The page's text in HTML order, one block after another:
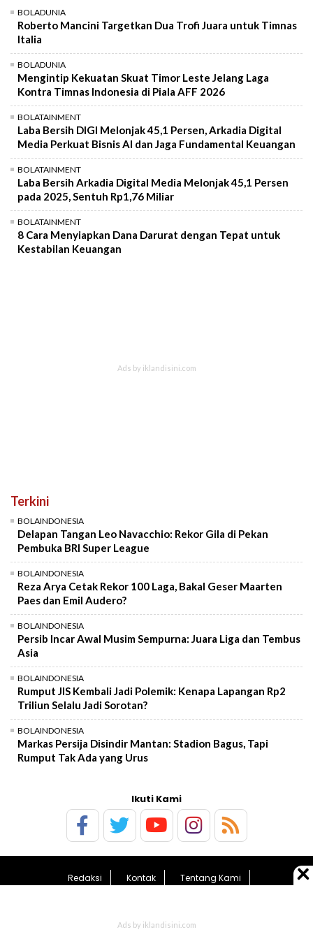
BOLADUNIA
Roberto Mancini Targetkan Dua Trofi Juara untuk Timnas
Italia
BOLADUNIA
Mengintip Kekuatan Skuat Timor Leste Jelang Laga
Kontra Timnas Indonesia di Piala AFF 2026
BOLATAINMENT
Laba Bersih DIGI Melonjak 45,1 Persen, Arkadia Digital
Media Perkuat Bisnis AI dan Jaga Fundamental Keuangan
BOLATAINMENT
Laba Bersih Arkadia Digital Media Melonjak 45,1 Persen
pada 2025, Sentuh Rp1,76 Miliar
BOLATAINMENT
8 Cara Menyiapkan Dana Darurat dengan Tepat untuk
Kestabilan Keuangan
Terkini
BOLAINDONESIA
Delapan Tangan Leo Navacchio: Rekor Gila di Pekan
Pembuka BRI Super League
BOLAINDONESIA
Reza Arya Cetak Rekor 100 Laga, Bakal Geser Maarten
Paes dan Emil Audero?
BOLAINDONESIA
Persib Incar Awal Musim Sempurna: Juara Liga dan Tembus
Asia
BOLAINDONESIA
Rumput JIS Kembali Jadi Polemik: Kenapa Lapangan Rp2
Triliun Selalu Jadi Sorotan?
BOLAINDONESIA
Markas Persija Disindir Mantan: Stadion Bagus, Tapi
Rumput Tak Ada yang Urus
Ikuti Kami
Redaksi Kontak
Tentang Kami